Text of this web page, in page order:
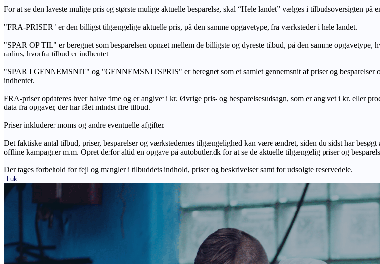
For at se den laveste mulige pris og største mulige aktuelle besparelse, skal “Hele landet” vælges i tilbudsoversigten på
"FRA-PRISER" er den billigst tilgængelige aktuelle pris, på den samme opgavetype, fra værksteder i hele landet.
"SPAR OP TIL" er beregnet som besparelsen opnået mellem de billigste og dyreste tilbud, på den samme
radius, hvorfra tilbud er indhentet.
"SPAR I GENNEMSNIT" og "GENNEMSNITSPRIS" er beregnet som et samlet gennemsnit af priser og besparelser
indhentet.
FRA-priser opdateres hver halve time og er angivet i kr. Øvrige pris- og besparelsesudsagn, som er angivet i kr. eller
data fra opgaver, der har fået mindst fire tilbud.
Priser inkluderer moms og andre eventuelle afgifter.
Det faktiske antal tilbud, priser, besparelser og værkstedernes tilgængelighed kan være ændret, siden du sidst har
offline kampagner m.m. Opret derfor altid en opgave på autobutler.dk for at se de aktuelle tilgængelig priser og
Der tages forbehold for fejl og mangler i tilbuddets indhold, priser og beskrivelser samt for udsolgte reservedele.
Luk